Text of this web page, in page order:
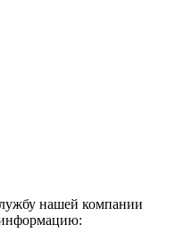
нашей компании